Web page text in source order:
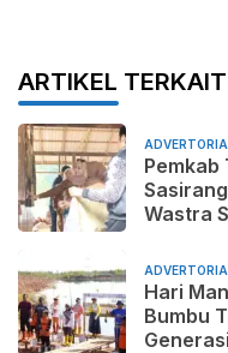
ARTIKEL TERKAIT
Pemkab
Wastra
Hari
Bumbu